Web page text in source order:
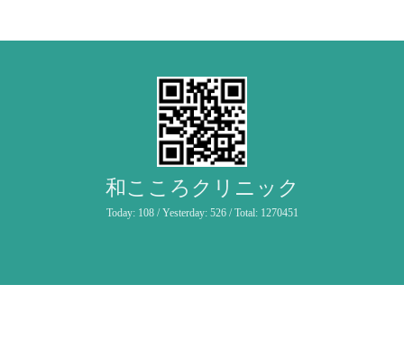
和こころクリニック
Today: 108/ Yesterday: 526/ Total: 1270451